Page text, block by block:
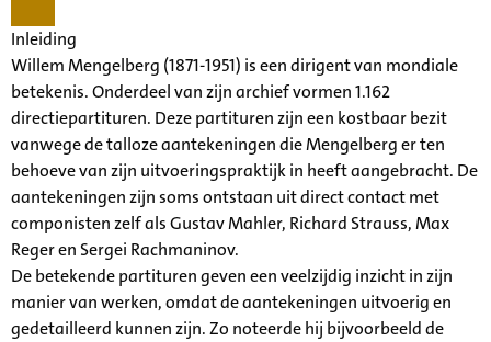
Inleiding
Willem Mengelberg (1871-1951) is een dirigent van mondiale
betekenis. Onderdeel van zijn archief vormen 1.162
directiepartituren. Deze partituren zijn een kostbaar bezit
vanwege de talloze aantekeningen die Mengelberg er ten
behoeve van zijn uitvoeringspraktijk in heeft aangebracht. De
aantekeningen zijn soms ontstaan uit direct contact met
componisten zelf als Gustav Mahler, Richard Strauss, Max
Reger en Sergei Rachmaninov.
De betekende partituren geven een veelzijdig inzicht in zijn
manier van werken, omdat de aantekeningen uitvoerig en
gedetailleerd kunnen zijn. Zo noteerde hij bijvoorbeeld de